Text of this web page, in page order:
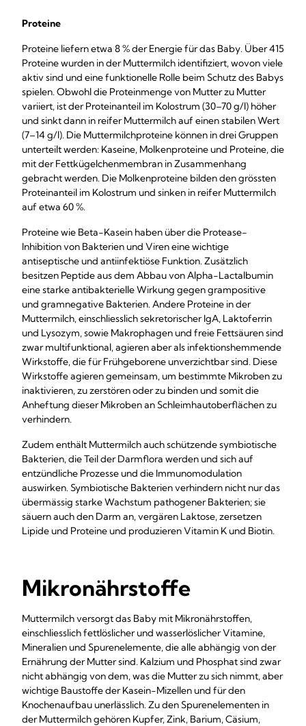
Proteine
Proteine liefern etwa 8 % der Energie für das Baby. Über 415
Proteine wurden in der Muttermilch identifiziert, wovon viele
aktiv sind und eine funktionelle Rolle beim Schutz des Babys
spielen. Obwohl die Proteinmenge von Mutter zu Mutter
variiert, ist der Proteinanteil im Kolostrum (30–70 g/l) höher
und sinkt dann in reifer Muttermilch auf einen stabilen Wert
(7–14 g/l). Die Muttermilchproteine können in drei Gruppen
unterteilt werden: Kaseine, Molkenproteine und Proteine, die
mit der Fettkügelchenmembran in Zusammenhang
gebracht werden. Die Molkenproteine bilden den grössten
Proteinanteil im Kolostrum und sinken in reifer Muttermilch
auf etwa 60 %.
Proteine wie Beta-Kasein haben über die Protease-
Inhibition von Bakterien und Viren eine wichtige
antiseptische und antiinfektiöse Funktion. Zusätzlich
besitzen Peptide aus dem Abbau von Alpha-Lactalbumin
eine starke antibakterielle Wirkung gegen grampositive
und gramnegative Bakterien. Andere Proteine in der
Muttermilch, einschliesslich sekretorischer IgA, Laktoferrin
und Lysozym, sowie Makrophagen und freie Fettsäuren sind
zwar multifunktional, agieren aber als infektionshemmende
Wirkstoffe, die für Frühgeborene unverzichtbar sind. Diese
Wirkstoffe agieren gemeinsam, um bestimmte Mikroben zu
inaktivieren, zu zerstören oder zu binden und somit die
Anheftung dieser Mikroben an Schleimhautoberflächen zu
verhindern.
Zudem enthält Muttermilch auch schützende symbiotische
Bakterien, die Teil der Darmflora werden und sich auf
entzündliche Prozesse und die Immunomodulation
auswirken. Symbiotische Bakterien verhindern nicht nur das
übermässig starke Wachstum pathogener Bakterien; sie
säuern auch den Darm an, vergären Laktose, zersetzen
Lipide und Proteine und produzieren Vitamin K und Biotin.
Mikronährstoffe
Muttermilch versorgt das Baby mit Mikronährstoffen,
einschliesslich fettlöslicher und wasserlöslicher Vitamine,
Mineralien und Spurenelemente, die alle abhängig von der
Ernährung der Mutter sind. Kalzium und Phosphat sind zwar
nicht abhängig von dem, was die Mutter zu sich nimmt, aber
wichtige Baustoffe der Kasein-Mizellen und für den
Knochenaufbau unerlässlich. Zu den Spurenelementen in
der Muttermilch gehören Kupfer, Zink, Barium, Cäsium,